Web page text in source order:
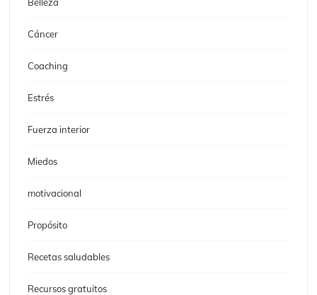
Cáncer
Coaching
Estrés
Fuerza interior
Miedos
motivacional
Propósito
Recetas saludables
Recursos gratuitos